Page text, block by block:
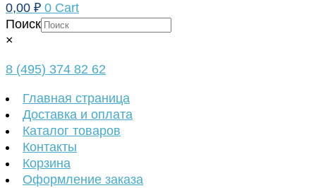
0,00 ₽ 0 Cart
Поиск
×
8 (495) 374 82 62
Главная страница
Доставка и оплата
Каталог товаров
Контакты
Корзина
Оформление заказа